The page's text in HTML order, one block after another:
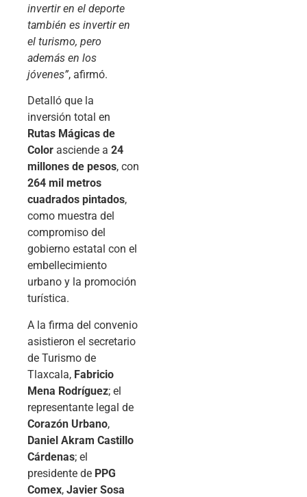
invertir en el deporte
también es invertir en
el turismo, pero
además en los
jóvenes”, afirmó.
Detalló que la
inversión total en
Rutas Mágicas de
Color asciende a 24
millones de pesos, con
264 mil metros
cuadrados pintados,
como muestra del
compromiso del
gobierno estatal con el
embellecimiento
urbano y la promoción
turística.
A la firma del convenio
asistieron el secretario
de Turismo de
Tlaxcala, Fabricio
Mena Rodríguez; el
representante legal de
Corazón Urbano,
Daniel Akram Castillo
Cárdenas; el
presidente de PPG
Comex, Javier Sosa